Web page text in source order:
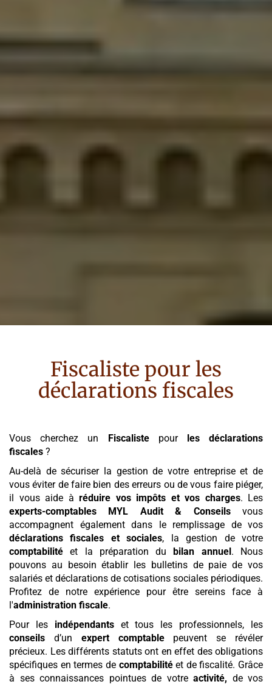
Fiscaliste pour les
déclarations fiscales
Vous cherchez un Fiscalistepour les déclarations
fiscales ?
Au-delà de sécuriser la gestion de votre entreprise et de
vous éviter de faire bien des erreurs ou de vous faire piéger,
il vous aide à réduire vos impôts et vos charges. Les
experts-comptables MYL Audit & Conseilsvous
accompagnent également dans le remplissage de vos
déclarations fiscales et sociales, la gestion de votre
comptabilité et la préparation dubilan annuel. Nous
pouvons au besoin établir les bulletins de paie de vos
salariés et déclarations de cotisations sociales périodiques.
Profitez de notre expérience pour être sereins face à
l'administration fiscale.
Pour lesindépendants et tous les professionnels, les
conseils d’un expert comptablepeuvent se révéler
précieux. Les différents statuts ont en effet des obligations
spécifiques en termes de comptabilitéet de fiscalité. Grâce
à ses connaissances pointues de votre activité, de vos